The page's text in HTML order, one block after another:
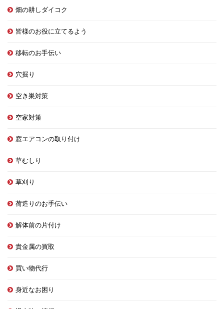
畑の耕しダイコク
皆様のお役に立てるよう
移転のお手伝い
穴掘り
空き巣対策
空家対策
窓エアコンの取り付け
草むしり
草刈り
荷造りのお手伝い
解体前の片付け
貴金属の買取
買い物代行
身近なお困り